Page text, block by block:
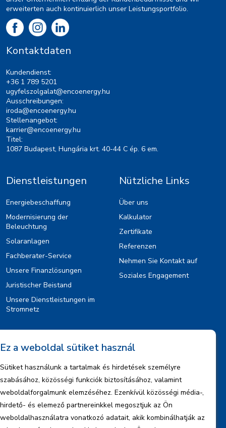
erweiterten auch kontinuierlich unser Leistungsportfolio.
Kontaktdaten
Kundendienst:
+36 1 789 5201
ugyfelszolgalat@encoenergy.hu
Ausschreibungen:
iroda@encoenergy.hu
Stellenangebot:
karrier@encoenergy.hu
Titel:
1087 Budapest, Hungária krt. 40-44 C ép. 6 em.
Dienstleistungen
Energiebeschaffung
Modernisierung der
Beleuchtung
Solaranlagen
Fachberater-Service
Unsere Finanzlösungen
Juristischer Beistand
Unsere Dienstleistungen im
Stromnetz
Nützliche Links
Über uns
Kalkulator
Zertifikate
Referenzen
Nehmen Sie Kontakt auf
Soziales Engagement
Information
Rechtlicher Hinweis
Urheberrechte
Informationen zum Datenmanagement
Firmeninformationen
Berichte
Ez a weboldal sütiket használ
Sütiket használunk a tartalmak és hirdetések személyre
szabásához, közösségi funkciók biztosításához, valamint
weboldalforgalmunk elemzéséhez. Ezenkívül közösségi média-,
hirdető- és elemező partnereinkkel megosztjuk az Ön
weboldalhasználatra vonatkozó adatait, akik kombinálhatják az